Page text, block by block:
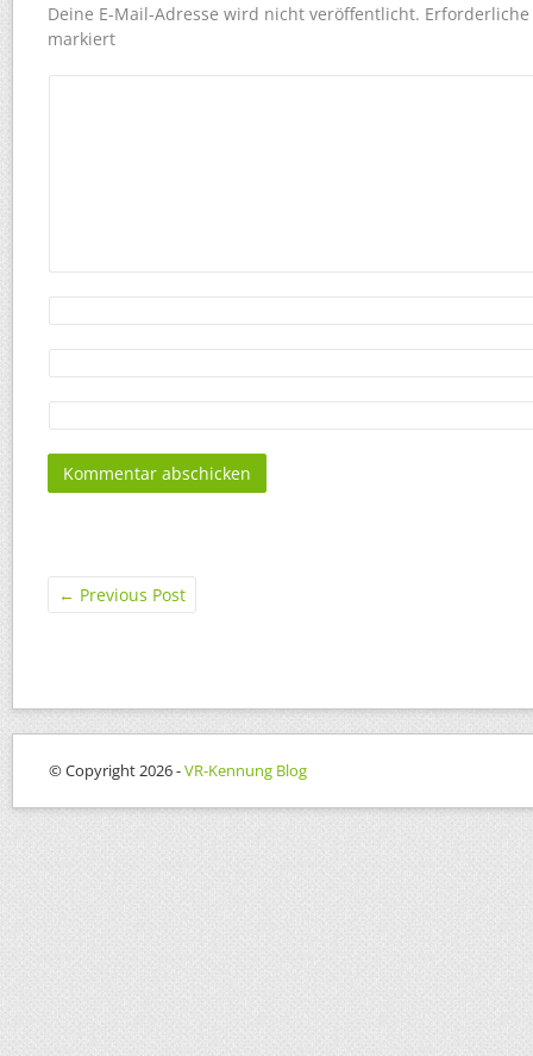
Deine E-Mail-Adresse wird nicht veröffentlicht.
markiert
← Previous Post
© Copyright 2026 -VR-Kennung Blog